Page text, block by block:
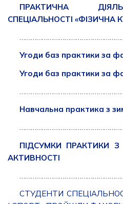
ПРАКТИЧНА
СПЕЦІАЛЬНОСТІ «ФІЗИЧНА
Угоди баз практики за
Угоди баз практики за
Навчальна практика з
ПІДСУМКИ ПРАКТИКИ З
АКТИВНОСТІ
СТУДЕНТИ